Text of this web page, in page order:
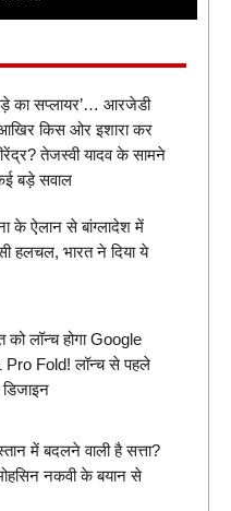
का सप्लायर’… आरजेडी
किस ओर इशारा कर
तेजस्वी यादव के सामने
बड़े सवाल
के ऐलान से बांग्लादेश में
हलचल, भारत ने दिया ये
लॉन्च होगा Google
Pro Fold! लॉन्च से पहले
में बदलने वाली है सत्ता?
नकवी के बयान से